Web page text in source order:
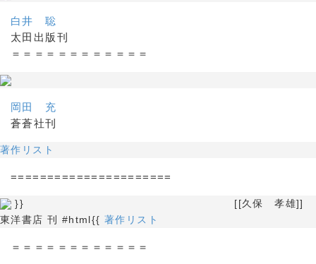
白井 聡
太田出版刊
＝＝＝＝＝＝＝＝＝＝＝＝
岡田 充
蒼蒼社刊
著作リスト
======================
}} [[久保 孝雄]]
東洋書店 刊 #html{{ 著作リスト
＝＝＝＝＝＝＝＝＝＝＝＝